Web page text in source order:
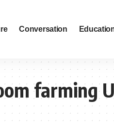
Conversation
farming